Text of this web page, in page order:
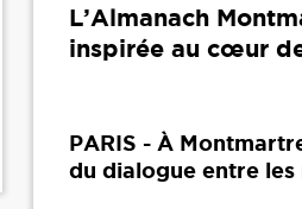
L’Almanach
inspirée au cœur
PARIS - À
du dialogue entre les